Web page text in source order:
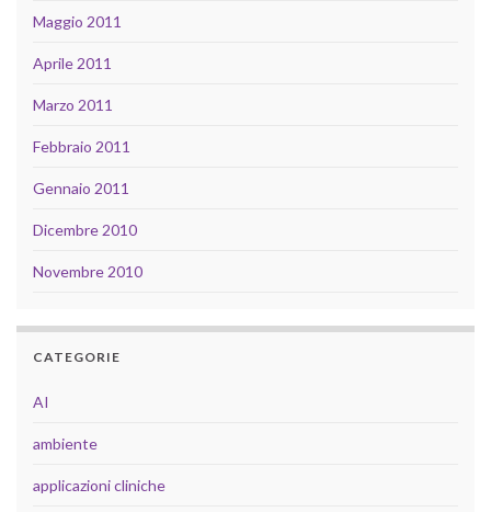
Maggio 2011
Aprile 2011
Marzo 2011
Febbraio 2011
Gennaio 2011
Dicembre 2010
Novembre 2010
CATEGORIE
AI
ambiente
applicazioni cliniche